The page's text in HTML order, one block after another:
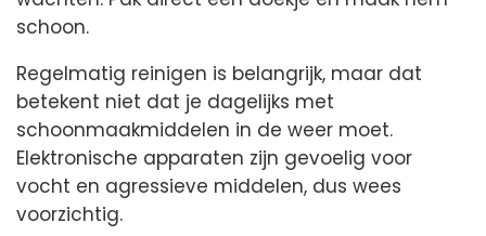
schoon.
Regelmatig reinigen is belangrijk, maar dat
betekent niet dat je dagelijks met
schoonmaakmiddelen in de weer moet.
Elektronische apparaten zijn gevoelig voor
vocht en agressieve middelen, dus wees
voorzichtig.